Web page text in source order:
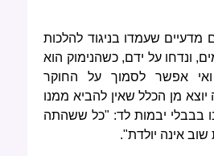
מדעיים שעמדו בניגוד להלכות
ונדחו על ידם, כשהנימוק הוא
אפשר לסמוך על החוקר
מן הכלל שאין להביא ממנו
בבבלי יבמות לד: "כל ששהתה
אינה יולדת".